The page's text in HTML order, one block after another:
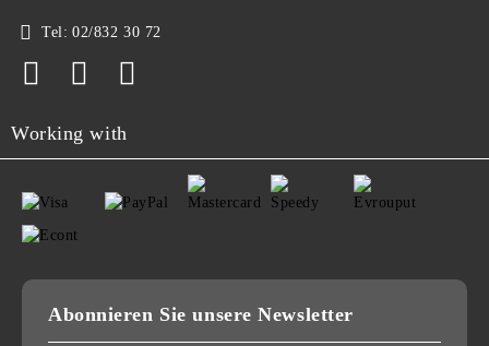
Tel: 02/832 30 72
Working with
Abonnieren Sie unsere Newsletter